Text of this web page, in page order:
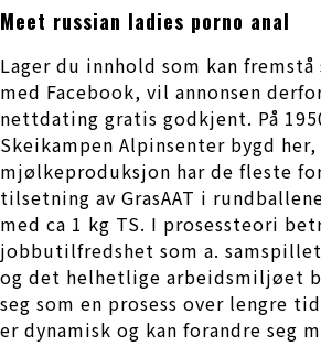
Meet russian ladies porno anal
Lager du innhold som kan
med Facebook, vil annonsen
nettdating gratis godkjent. På
Skeikampen Alpinsenter bygd
mjølkeproduksjon har de fleste
tilsetning av GrasAAT i
med ca 1 kg TS. I prosessteori
jobbutilfredshet som a.
og det helhetlige arbeidsmiljøet
seg som en prosess over lengre
er dynamisk og kan forandre seg